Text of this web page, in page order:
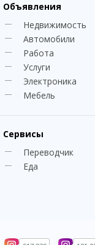
Объявления
Недвижимость
Автомобили
Работа
Услуги
Электроника
Мебель
Сервисы
Переводчик
Еда